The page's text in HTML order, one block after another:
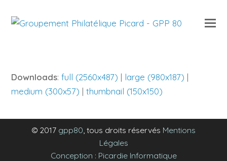
Downloads:full (2560x487) | large (980x187) |
medium (300x57) |thumbnail (150x150)
© 2017 gpp80, tous droits réservés Mentions
Légales
Conception : Picardie Informatique